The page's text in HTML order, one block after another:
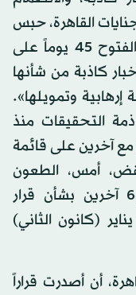
القاهرة، حبس
السياسي المصري عبد المنعم أبو الفتوح 45 يوماً على
كاذبة من شأنها
إرهابية وتمويلها».
التحقيقات منذ
مع آخرين على قائمة
أمس، الطعون
المقدمة من أبو الفتوح ونجله و6 آخرين بشأن قرار
إدراجهم بقوائم الإرهابيين إلى 19 يناير (كانون الثاني)
أن أصدرت قراراً